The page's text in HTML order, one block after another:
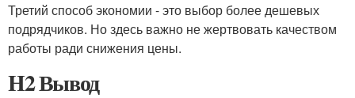
Третий способ экономии - это выбор более дешевых
подрядчиков. Но здесь важно не жертвовать качеством
работы ради снижения цены.
H2 Вывод